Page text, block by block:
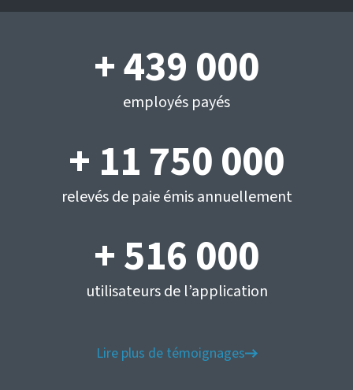
+ 439 000
employés payés
+ 11 750 000
relevés de paie émis annuellement
+ 516 000
utilisateurs de l’application
Lire plus de témoignages